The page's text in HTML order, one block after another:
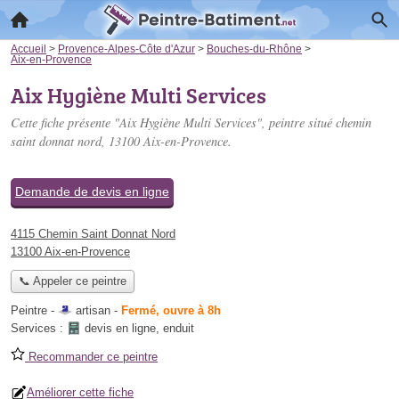
Accueil > Provence-Alpes-Côte d'Azur > Bouches-du-Rhône >
Aix-en-Provence
Aix Hygiène Multi Services
Cette fiche présente "Aix Hygiène Multi Services", peintre situé chemin
saint donnat nord, 13100 Aix-en-Provence.
Demande de devis en ligne
4115 Chemin Saint Donnat Nord
13100 Aix-en-Provence
📞 Appeler ce peintre
Peintre - artisan - Fermé, ouvre à 8h
Services :
devis en ligne, enduit
Recommander ce peintre
Améliorer cette fiche